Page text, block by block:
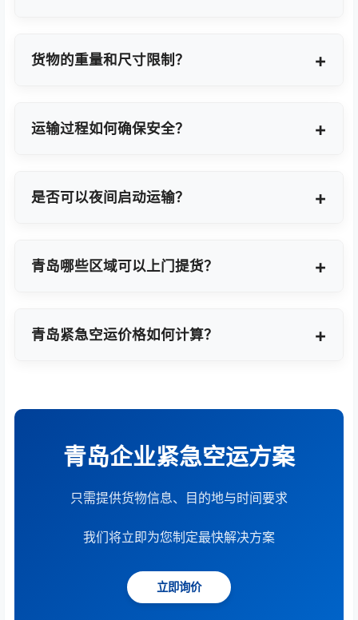
货物的重量和尺寸限制？
货物特性推荐最优方案。
运输过程如何确保安全？
忧。
是否可以夜间启动运输？
青岛哪些区域可以上门提货？
青岛紧急空运价格如何计算？
青岛企业紧急空运方案
只需提供货物信息、目的地与时间要求
我们将立即为您制定最快解决方案
立即询价